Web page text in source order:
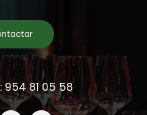
954 81 05 58